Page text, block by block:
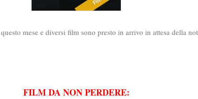
mese e diversi film sono presto in arrivo in attesa della
FILM DA NON PERDERE: